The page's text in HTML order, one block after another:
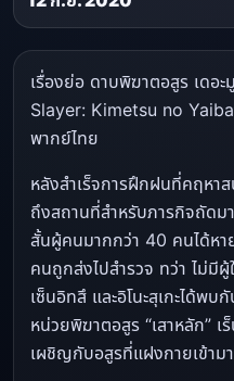
เรื่องย่อ ดาบพิฆาตอสูร เดอ
Slayer: Kimetsu no
พากย์ไทย
หลังสำเร็จการฝึกฝนที่คฤหา
ถึงสถานที่สำหรับภารกิจถัดม
สั้นผู้คนมากกว่า 40 คนได้หา
คนถูกส่งไปสำรวจ ทว่า ไม่มีผู้
เซ็นอิทสึ และอิโนะสุเกะได้พ
หน่วยพิฆาตอสูร “เสาหลัก” เ
เผชิญกับอสูรที่แฝงกายเข้าม